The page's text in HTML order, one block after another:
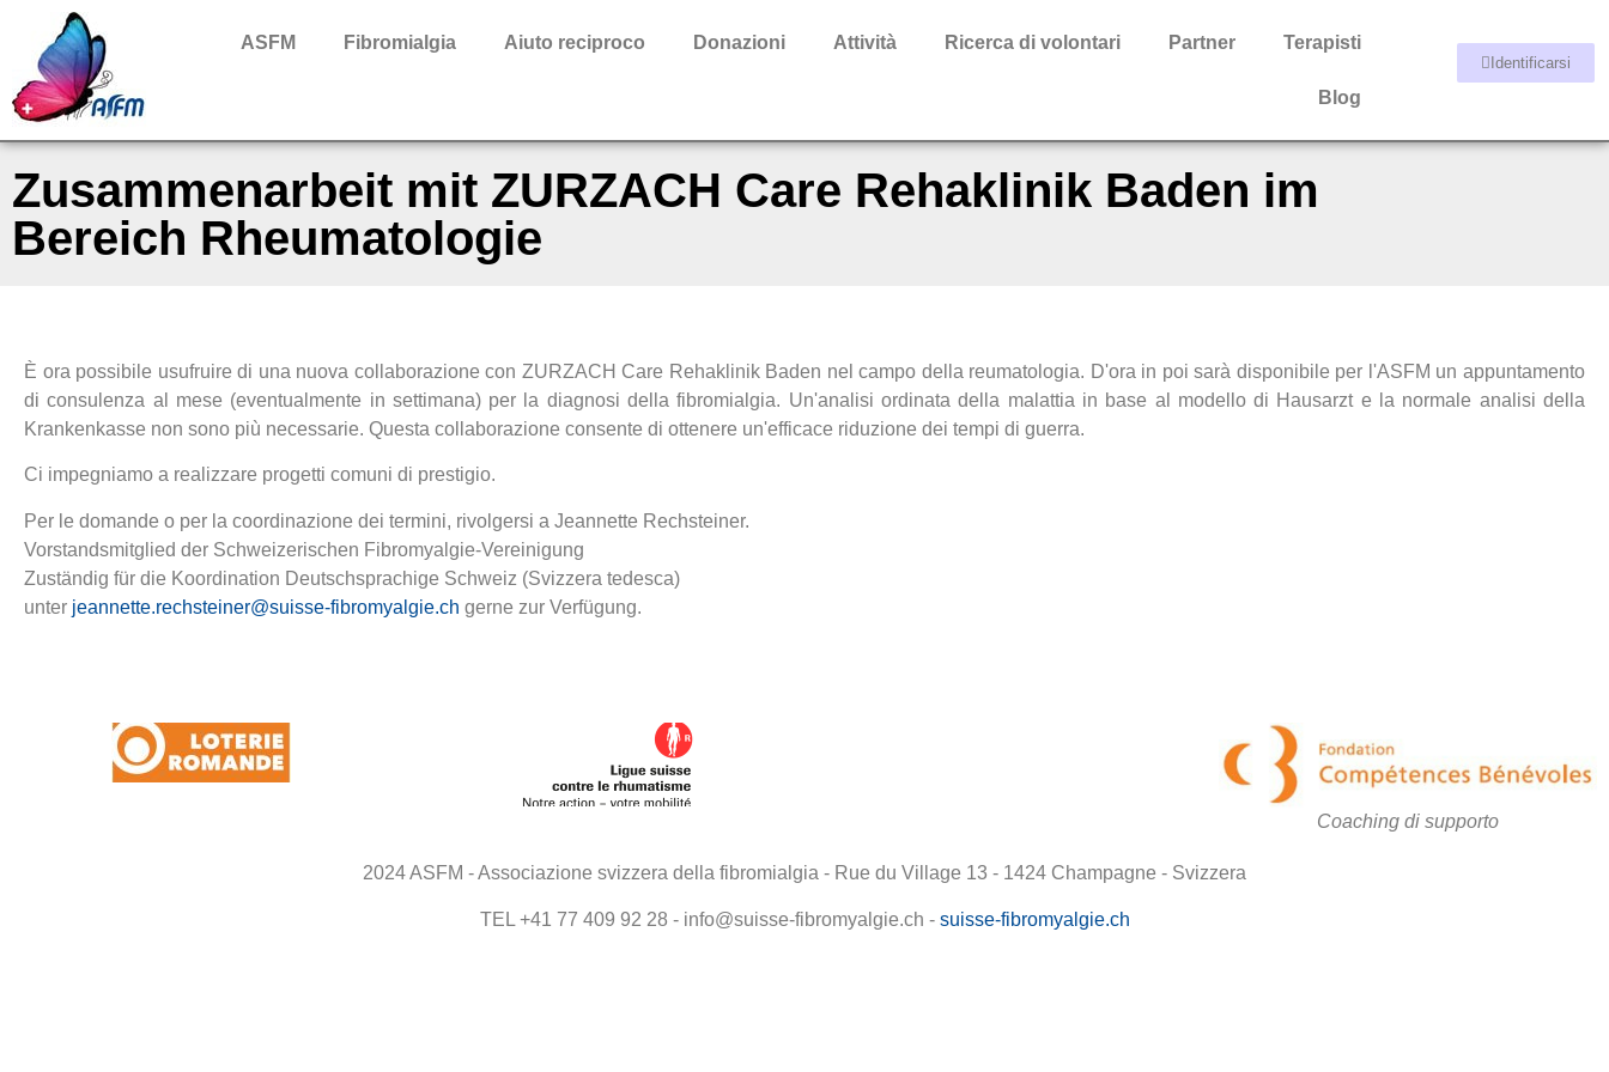
ASFM Fibromialgia Aiuto reciproco Donazioni Attività Ricerca di volontari Partner Terapisti
Blog
Identificarsi
Zusammenarbeit mit ZURZACH Care Rehaklinik Baden im
Bereich Rheumatologie
È ora possibile usufruire di una nuova collaborazione con ZURZACH Care Rehaklinik Baden nel campo della reumatologia. D'ora in poi sarà disponibile per l'ASFM un appuntamento
di consulenza al mese (eventualmente in settimana) per la diagnosi della fibromialgia. Un'analisi ordinata della malattia in base al modello di Hausarzt e la normale analisi della
Krankenkasse non sono più necessarie. Questa collaborazione consente di ottenere un'efficace riduzione dei tempi di guerra.
Ci impegniamo a realizzare progetti comuni di prestigio.
Per le domande o per la coordinazione dei termini, rivolgersi a Jeannette Rechsteiner.
Vorstandsmitglied der Schweizerischen Fibromyalgie-Vereinigung
Zuständig für die Koordination Deutschsprachige Schweiz (Svizzera tedesca)
unter jeannette.rechsteiner@suisse-fibromyalgie.ch gerne zur Verfügung.
Coaching di supporto
2024 ASFM - Associazione svizzera della fibromialgia - Rue du Village 13 - 1424 Champagne - Svizzera
TEL +41 77 409 92 28 - info@suisse-fibromyalgie.ch - suisse-fibromyalgie.ch